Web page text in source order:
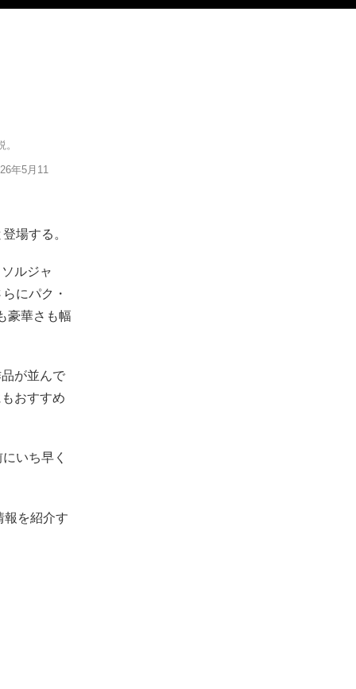
年5月11
場する。
ルジャ
にパク・
豪華さも幅
が並んで
おすすめ
いち早く
報を紹介す